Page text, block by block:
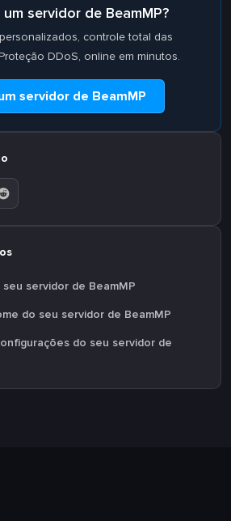
servidor de BeamMP?
controle total das
DDoS, online em minutos.
servidor de BeamMP
servidor de BeamMP
do seu servidor de BeamMP
do seu servidor de